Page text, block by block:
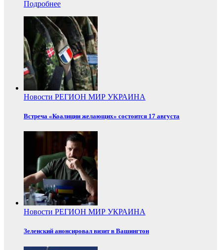
Подробнее
Новости РЕГИОН МИР УКРАИНА
Встреча «Коалиции желающих» состоится 17 августа
Новости РЕГИОН МИР УКРАИНА
Зеленский анонсировал визит в Вашингтон